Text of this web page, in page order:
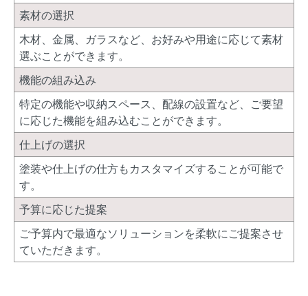
素材の選択
木材、金属、ガラスなど、お好みや用途に応じて素材
選ぶことができます。
機能の組み込み
特定の機能や収納スペース、配線の設置など、ご要望
に応じた機能を組み込むことができます。
仕上げの選択
塗装や仕上げの仕方もカスタマイズすることが可能で
す。
予算に応じた提案
ご予算内で最適なソリューションを柔軟にご提案させ
ていただきます。